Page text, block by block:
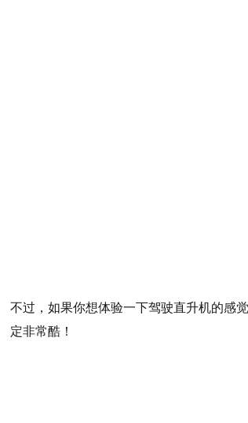
不过，如果你想体验一下驾驶直升机的感
定非常酷！